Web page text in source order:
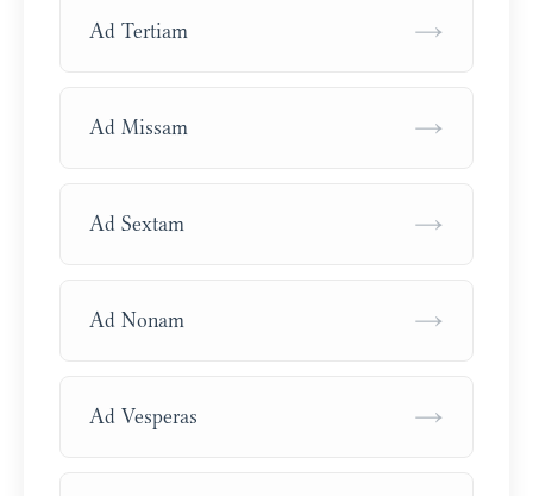
Ad Tertiam →
Ad Missam →
Ad Sextam →
Ad Nonam →
Ad Vesperas →